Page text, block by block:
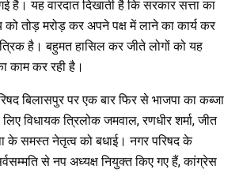
है। यह वारदात दिखाती है कि सरकार सत्ता का
को तोड़ मरोड़ कर अपने पक्ष में लाने का कार्य कर
है। बहुमत हासिल कर जीते लोगों को यह
काम कर रही है।
बिलासपुर पर एक बार फिर से भाजपा का कब्जा
विधायक त्रिलोक जमवाल, रणधीर शर्मा, जीत
के समस्त नेतृत्व को बधाई। नगर परिषद के
से नप अध्यक्ष नियुक्त किए गए हैं, कांग्रेस